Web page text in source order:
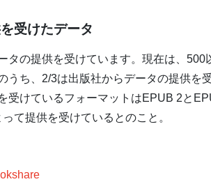
受けたデータ
タの提供を受けています。現在は、
うち、2/3は出版社からデータの提供を
けているフォーマットはEPUB 2と
て提供を受けているとのこと。